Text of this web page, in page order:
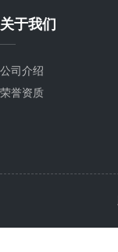
关于我们
公司介绍
荣誉资质